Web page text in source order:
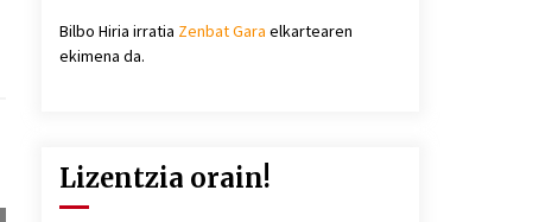
Bilbo Hiria irratia Zenbat Gara elkartearen
ekimena da.
Lizentzia orain!